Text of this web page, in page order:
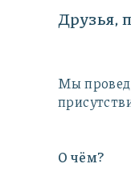
Друзья,
Мы
О чём?